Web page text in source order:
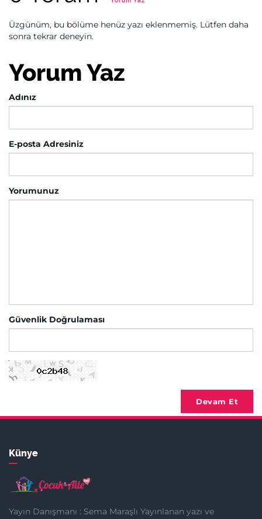
Üzgünüm, bu bölüme henüz yazı eklenmemiş. Lütfen daha
sonra tekrar deneyin.
Yorum Yaz
Adınız
E-posta Adresiniz
Yorumunuz
Güvenlik Doğrulaması
Devam Et
Künye
Yayın Danışmanı : Sema Maraşlı Yayınlanan yazı ve